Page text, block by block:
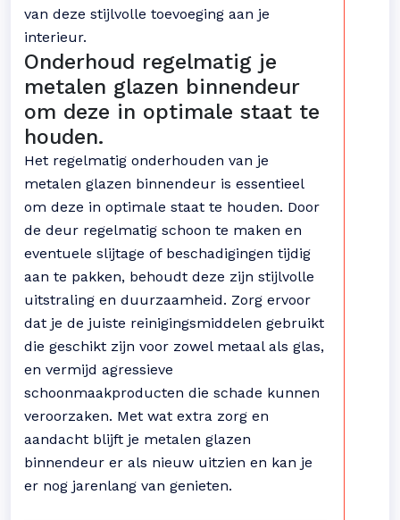
van deze stijlvolle toevoeging aan je
interieur.
Onderhoud regelmatig je
metalen glazen binnendeur
om deze in optimale staat te
houden.
Het regelmatig onderhouden van je
metalen glazen binnendeur is essentieel
om deze in optimale staat te houden. Door
de deur regelmatig schoon te maken en
eventuele slijtage of beschadigingen tijdig
aan te pakken, behoudt deze zijn stijlvolle
uitstraling en duurzaamheid. Zorg ervoor
dat je de juiste reinigingsmiddelen gebruikt
die geschikt zijn voor zowel metaal als glas,
en vermijd agressieve
schoonmaakproducten die schade kunnen
veroorzaken. Met wat extra zorg en
aandacht blijft je metalen glazen
binnendeur er als nieuw uitzien en kan je
er nog jarenlang van genieten.